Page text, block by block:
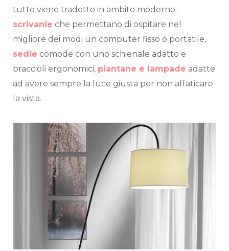
tutto viene tradotto in ambito moderno:
scrivanie che permettano di ospitare nel
migliore dei modi un computer fisso o portatile,
sedie comode con uno schienale adatto e
braccioli ergonomici, piantane e lampade adatte
ad avere sempre la luce giusta per non affaticare
la vista.